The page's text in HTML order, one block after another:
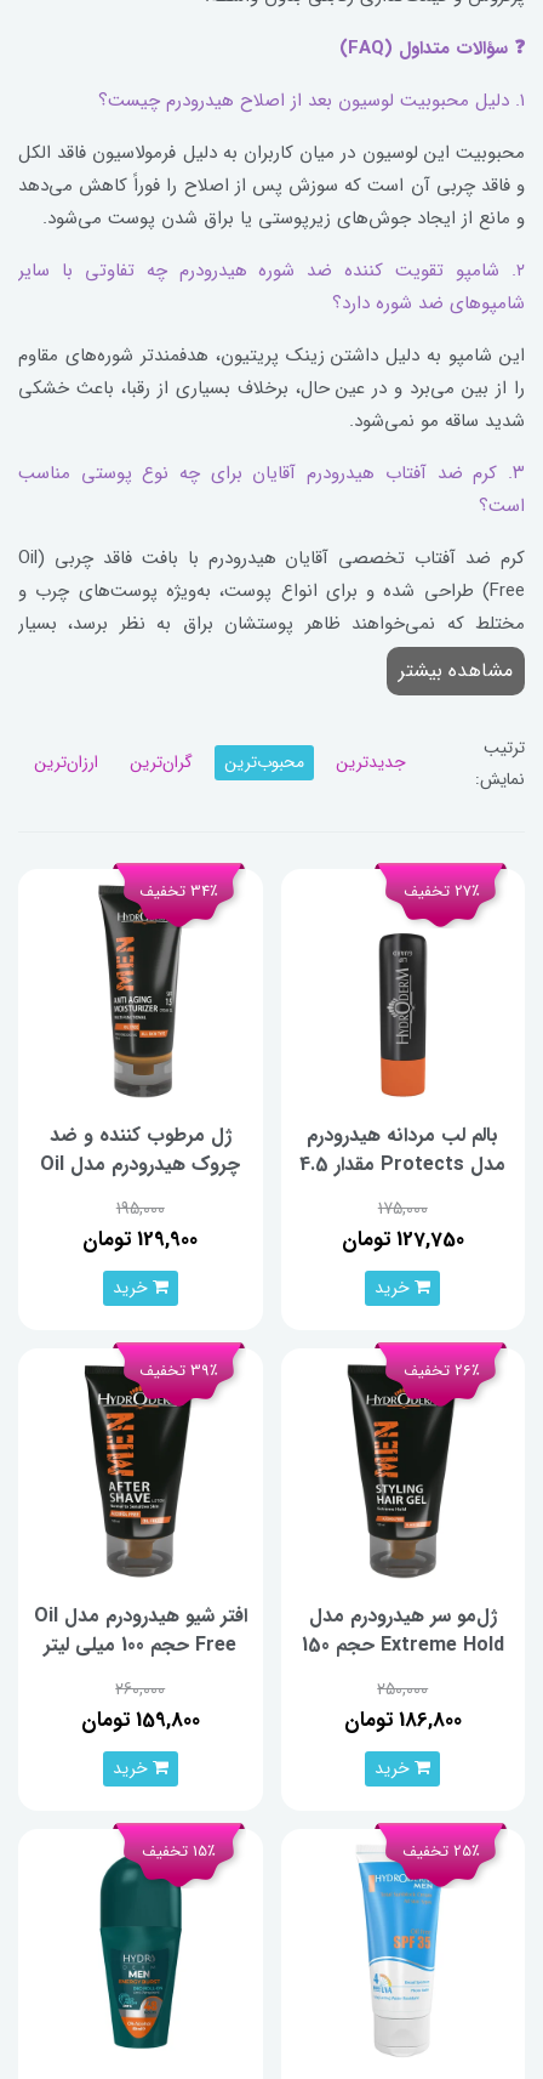
❓ سؤالات متداول (FAQ)
۱. دلیل محبوبیت لوسیون بعد از اصلاح هیدرودرم چیست؟
محبوبیت این لوسیون در میان کاربران به دلیل فرمولاسیون فاقد الکل
و فاقد چربی آن است که سوزش پس از اصلاح را فوراً کاهش می‌دهد
و مانع از ایجاد جوش‌های زیرپوستی یا براق شدن پوست می‌شود.
۲. شامپو تقویت کننده ضد شوره هیدرودرم چه تفاوتی با سایر
شامپوهای ضد شوره دارد؟
این شامپو به دلیل داشتن زینک پریتیون، هدفمندتر شوره‌های مقاوم
را از بین می‌برد و در عین حال، برخلاف بسیاری از رقبا، باعث خشکی
شدید ساقه مو نمی‌شود.
۳. کرم ضد آفتاب هیدرودرم آقایان برای چه نوع پوستی مناسب
است؟
کرم ضد آفتاب تخصصی آقایان هیدرودرم با بافت فاقد چربی (Oil
Free) طراحی شده و برای انواع پوست، به‌ویژه پوست‌های چرب و
مختلط که نمی‌خواهند ظاهر پوستشان براق به نظر برسد، بسیار
مناسب است.
مشاهده بیشتر
ترتیب
نمایش:
جدیدترین محبوب‌ترین گران‌ترین ارزان‌ترین
بالم لب مردانه هیدرودرم
مدل Protects مقدار 4.5
گرم
175,000
127,750 تومان
27٪ تخفیف
خرید
ژل مرطوب کننده و ضد
چروک هیدرودرم مدل Oil
195,000
129,900 تومان
34٪ تخفیف
خرید
ژل‌مو سر هیدرودرم مدل
Extreme Hold حجم 150
250,000
186,800 تومان
26٪ تخفیف
خرید
افتر شیو هیدرودرم مدل Oil
Free حجم 100 میلی لیتر
260,000
159,800 تومان
39٪ تخفیف
خرید
25٪ تخفیف 15٪ تخفیف